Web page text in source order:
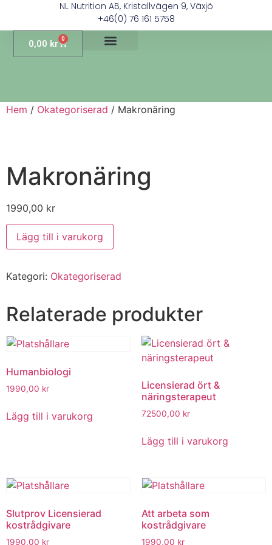
NL Nutrition AB, Kristallvägen 9, Växjö
+46(0) 76 161 5758
0,00 kr 0
Hem / Okategoriserad / Makronäring
Makronäring
1990,00 kr
Lägg till i varukorg
Kategori: Okategoriserad
Relaterade produkter
Humanbiologi
1990,00 kr
Lägg till i varukorg
Licensierad ört &
näringsterapeut
72500,00 kr
Lägg till i varukorg
Slutprov Licensierad
kostrådgivare
1990,00 kr
Att arbeta som
kostrådgivare
1990,00 kr